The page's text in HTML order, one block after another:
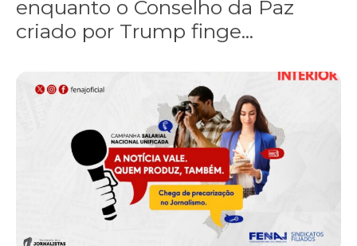
enquanto o Conselho da Paz
criado por Trump finge...
Assinada nova CCT de jornais e revistas do interior